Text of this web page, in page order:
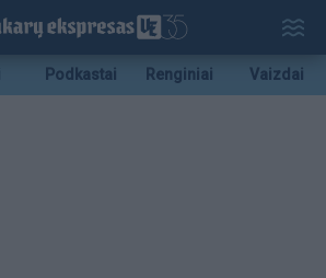
Podkastai Renginiai Vaizdai